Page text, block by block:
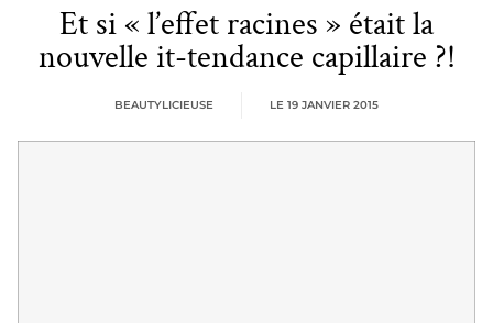
Et si « l’effet racines » était la
nouvelle it-tendance capillaire ?!
BEAUTYLICIEUSE LE 19 JANVIER 2015